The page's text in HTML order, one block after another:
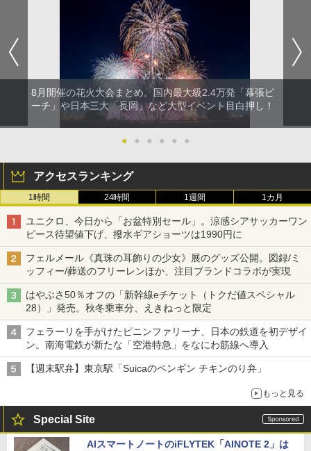
8月開催の花火大会まとめ。国内最大級2.4万発「幕張ビ
ーチ」や日本三大「長岡」など大型イベント目白押し！
● ● ● ● ● ●
アクセスランキング
1時間 24時間 1週間 1カ月
ユニクロ、今日から「お盆特別セール」。涼感シアサッカーワン
ピース待望値下げ、撥水ギアショーツは1990円に
フェルメール《真珠の耳飾りの少女》展のグッズ公開。図録/ミ
ッフィー/葬送のフリーレンほか、注目ブランドコラボが実現
はやぶさ50％オフの「新幹線eチケット（トクだ値スペシャル
28）」発売。秋冬乗車分、えきねっと限定
フェラーリを手がけたピニンファリーナ、日本の鉄道を初デザイ
ン。南海電鉄が新たな「空港特急」をなにわ筋線へ導入
【週末駅弁】東京駅「Suicaのペンギン チキンのり弁」
もっと見る
Special Site
AIスマートノートのiFLYTEK「AINOTE 2」は